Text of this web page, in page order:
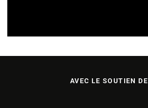
AVEC LE SOUTIEN DE